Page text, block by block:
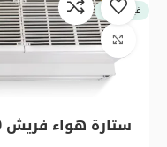
غير متوفر
اضغط للتكبير
ستارة هواء فريش 120 سم